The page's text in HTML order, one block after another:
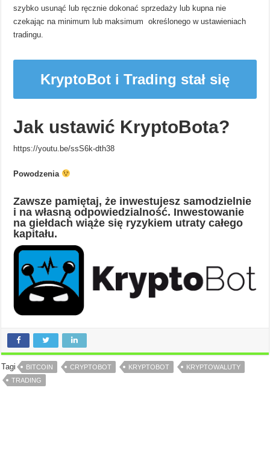
szybko usunąć lub ręcznie dokonać sprzedaży lub kupna nie
czekając na minimum lub maksimum określonego w ustawieniach
tradingu.
KryptoBot i Trading stał się
prostszy
Jak ustawić KryptoBota?
https://youtu.be/ssS6k-dth38
Powodzenia
Zawsze pamiętaj, że inwestujesz samodzielnie
i na własną odpowiedzialność. Inwestowanie
na giełdach wiąże się ryzykiem utraty całego
kapitału.
Tagi BITCOIN CRYPTOBOT KRYPTOBOT
KRYPTOWALUTY
TRADING